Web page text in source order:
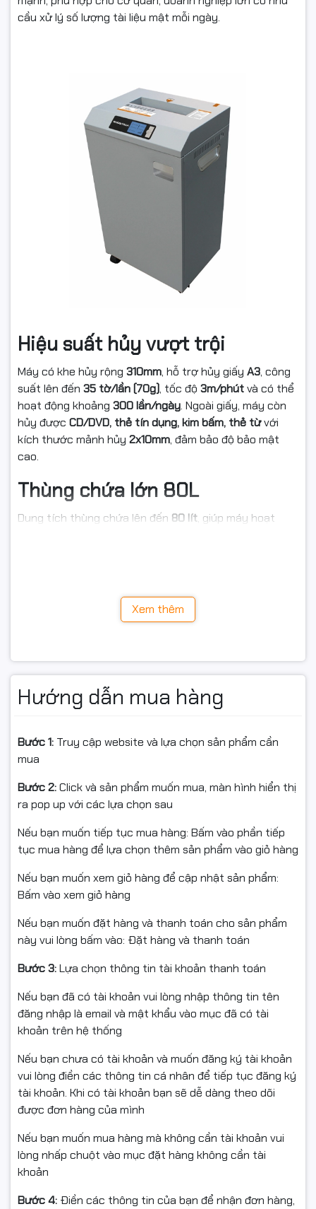
cầu xử lý số lượng tài liệu mật mỗi ngày.
Hiệu suất hủy vượt trội
Máy có khe hủy rộng 310mm, hỗ trợ hủy giấy A3, công
suất lên đến 35 tờ/lần (70g), tốc độ 3m/phútvà có thể
hoạt động khoảng 300 lần/ngày. Ngoài giấy, máy còn
hủy được CD/DVD, thẻ tín dụng, kim bấm, thẻ từvới
kích thước mảnh hủy 2x10mm, đảm bảo độ bảo mật
cao.
Thùng chứa lớn 80L
Dung tích thùng chứa lên đến 80 lít, giúp máy hoạt
Thiết kế tiện lợi, dễ sử dụng
khoảng55dB, vận hành êm ái, không gây ảnh hưởng
Bảo mật và thân thiện môi
trường
tuyệt đối, đồng thời giấy vụn sau khi hủy có thể tái
chế, góp phần bảo vệ môi trường.
tạiHancomputer.vn
với:
✔️ Miễn phí giao hàng nội thành Hà Nội
✔️ Ship COD toàn quốc – nhận hàng kiểm tra mới thanh
toán
🌐 Website:Hancomputer.vn
Xem thêm
Hướng dẫn mua hàng
Bước 1: Truy cập website và lựa chọn sản phẩm cần
mua
Bước 2:Click và sản phẩm muốn mua, màn hình hiển thị
ra pop up với các lựa chọn sau
Nếu bạn muốn tiếp tục mua hàng: Bấm vào phần tiếp
tục mua hàng để lựa chọn thêm sản phẩm vào giỏ hàng
Nếu bạn muốn xem giỏ hàng để cập nhật sản phẩm:
Bấm vào xem giỏ hàng
Nếu bạn muốn đặt hàng và thanh toán cho sản phẩm
này vui lòng bấm vào: Đặt hàng và thanh toán
Bước 3:Lựa chọn thông tin tài khoản thanh toán
Nếu bạn đã có tài khoản vui lòng nhập thông tin tên
đăng nhập là email và mật khẩu vào mục đã có tài
khoản trên hệ thống
Nếu bạn chưa có tài khoản và muốn đăng ký tài khoản
vui lòng điền các thông tin cá nhân để tiếp tục đăng ký
tài khoản. Khi có tài khoản bạn sẽ dễ dàng theo dõi
được đơn hàng của mình
Nếu bạn muốn mua hàng mà không cần tài khoản vui
lòng nhấp chuột vào mục đặt hàng không cần tài
khoản
Bước 4: Điền các thông tin của bạn để nhận đơn hàng,